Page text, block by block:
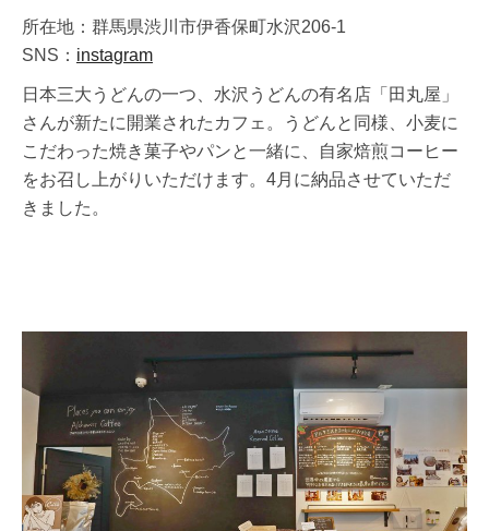
所在地：群馬県渋川市伊香保町水沢206-1
SNS： instagram
日本三大うどんの一つ、水沢うどんの有名店「田丸屋」
さんが新たに開業されたカフェ。うどんと同様、小麦に
こだわった焼き菓子やパンと一緒に、自家焙煎コーヒー
をお召し上がりいただけます。4月に納品させていただ
きました。